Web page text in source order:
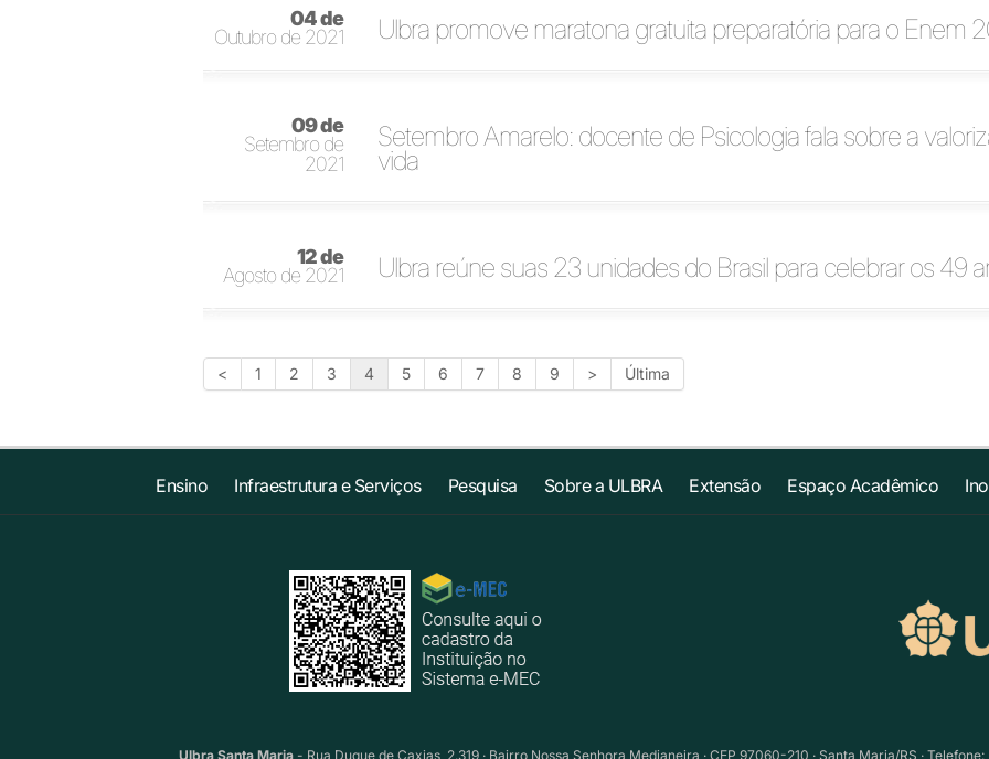
04 de
Outubro de 2021
Ulbra promove maratona gratuita preparatória para o Enem
09 de
Setembro de
2021
Setembro Amarelo: docente de Psicologia fala sobre a
vida
12 de
Agosto de 2021
Ulbra reúne suas 23 unidades do Brasil para celebrar os 49
< 1 2 3 4 5 6 7 8 9 > Última
Ensino Infraestrutura e Serviços Pesquisa Sobre a ULBRA Extensão Espaço Acadêmico
Ulbra Santa Maria - Rua Duque de Caxias, 2.319 · Bairro Nossa Senhora Medianeira · CEP 97060-210 · Santa Maria/RS ·